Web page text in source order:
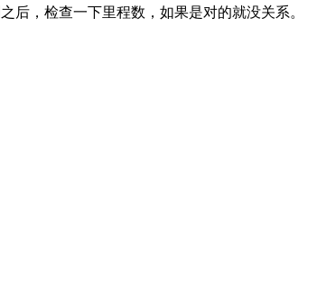
后，检查一下里程数，如果是对的就没关系。